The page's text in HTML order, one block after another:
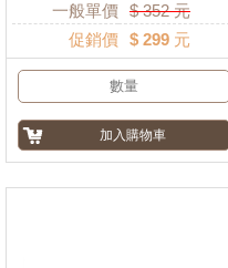
一般單價 $352元
促銷價 $ 299 元